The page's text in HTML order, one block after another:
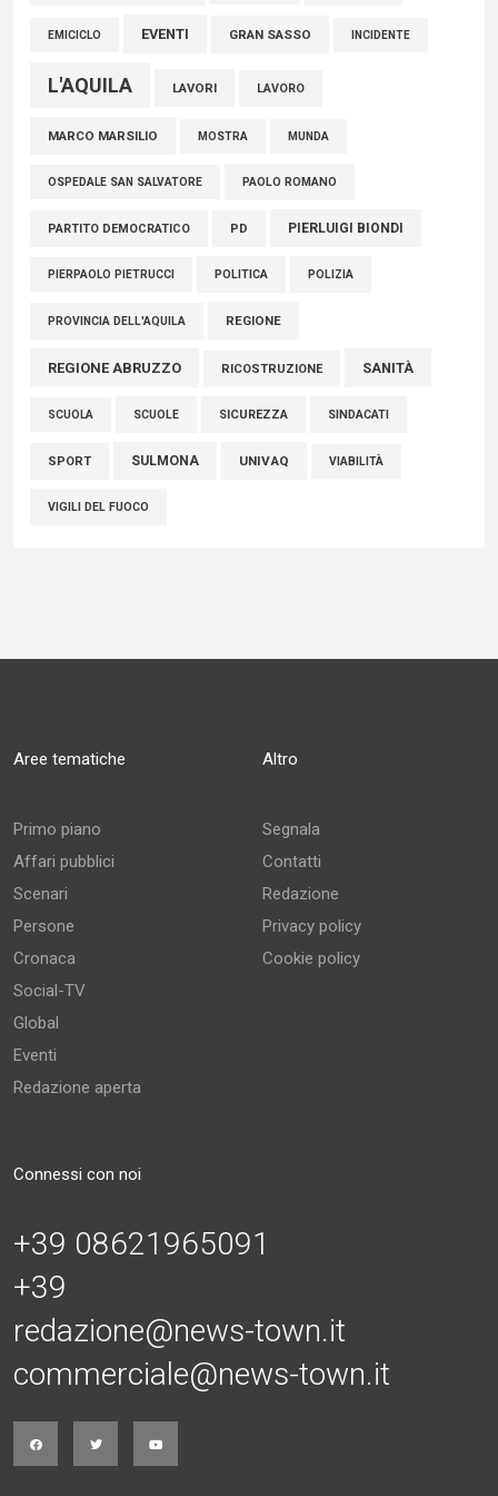
EMICICLO EVENTI GRAN SASSO INCIDENTE
L'AQUILA LAVORI LAVORO
MARCO MARSILIO MOSTRA MUNDA
OSPEDALE SAN SALVATORE PAOLO ROMANO
PARTITO DEMOCRATICO PD PIERLUIGI BIONDI
PIERPAOLO PIETRUCCI POLITICA POLIZIA
PROVINCIA DELL'AQUILA REGIONE
REGIONE ABRUZZO RICOSTRUZIONE SANITÀ
SCUOLA SCUOLE SICUREZZA SINDACATI
SPORT SULMONA UNIVAQ VIABILITÀ
VIGILI DEL FUOCO
Aree tematiche
Primo piano
Affari pubblici
Scenari
Persone
Cronaca
Social-TV
Global
Eventi
Redazione aperta
Altro
Segnala
Contatti
Redazione
Privacy policy
Cookie policy
Connessi con noi
+39 08621965091
+39
redazione@news-town.it
commerciale@news-town.it